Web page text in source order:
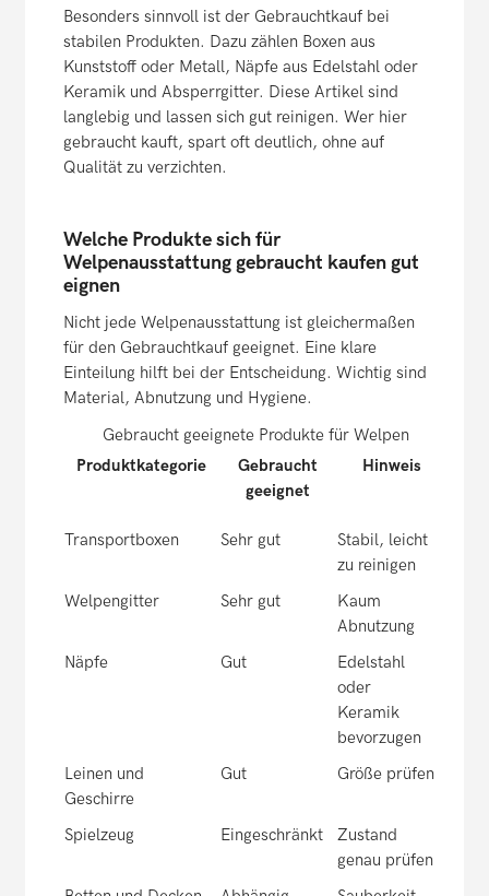
Besonders sinnvoll ist der Gebrauchtkauf bei
stabilen Produkten. Dazu zählen Boxen aus
Kunststoff oder Metall, Näpfe aus Edelstahl oder
Keramik und Absperrgitter. Diese Artikel sind
langlebig und lassen sich gut reinigen. Wer hier
gebraucht kauft, spart oft deutlich, ohne auf
Qualität zu verzichten.
Welche Produkte sich für
Welpenausstattung gebraucht kaufen gut
eignen
Nicht jede Welpenausstattung ist gleichermaßen
für den Gebrauchtkauf geeignet. Eine klare
Einteilung hilft bei der Entscheidung. Wichtig sind
Material, Abnutzung und Hygiene.
Gebraucht geeignete Produkte für Welpen
Produktkategorie
Gebraucht
geeignet
Hinweis
Transportboxen Sehr gut
Stabil, leicht
zu reinigen
Welpengitter
Sehr gut
Kaum
Abnutzung
Näpfe
Gut
Edelstahl
oder
Keramik
bevorzugen
Leinen und
Geschirre
Gut Größe prüfen
Spielzeug Eingeschränkt
Zustand
genau prüfen